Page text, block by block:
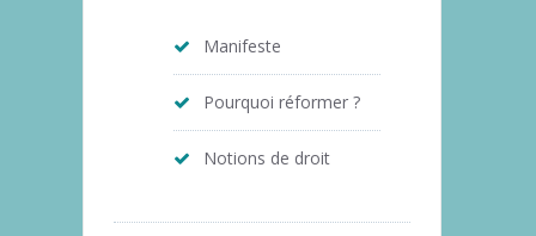
Manifeste
Pourquoi réformer ?
Notions de droit